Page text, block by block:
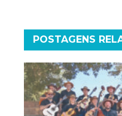
POSTAGENS